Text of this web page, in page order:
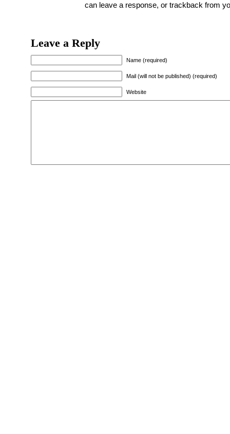
can leave a response, ortrackback from
Leave a Reply
Name (required)
Mail (will not be published) (required)
Website